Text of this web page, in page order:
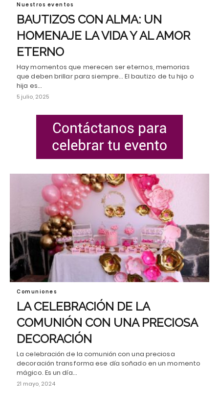
Nuestros eventos
BAUTIZOS CON ALMA: UN
HOMENAJE LA VIDA Y AL AMOR
ETERNO
Hay momentos que merecen ser eternos, memorias
que deben brillar para siempre... El bautizo de tu hijo o
hija es…
5 julio, 2025
Comuniones
LA CELEBRACIÓN DE LA
COMUNIÓN CON UNA PRECIOSA
DECORACIÓN
La celebración de la comunión con una preciosa
decoración transforma ese día soñado en un momento
mágico. Es un día…
21 mayo, 2024